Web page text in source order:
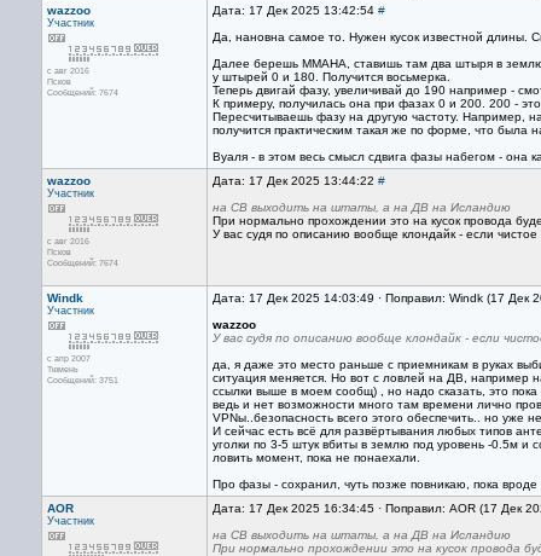
wazzoo
Участник
с авг 2016
Псков
Сообщений: 7674
Дата: 17 Дек 2025 13:42:54 #
Да, нановна самое то. Нужен кусок известной длины.
Далее берешь ММАНА, ставишь там два штыря в
у штырей 0 и 180. Получится восьмерка.
Теперь двигай фазу, увеличивай до 190 например -
К примеру, получилась она при фазах 0 и 200. 200 -
Пересчитываешь фазу на другую частоту. Например,
получится практическим такая же по форме, что была
Вуаля - в этом весь смысл сдвига фазы набегом - она
wazzoo
Участник
с авг 2016
Псков
Сообщений: 7674
Дата: 17 Дек 2025 13:44:22 #
на СВ выходить на штаты, а на ДВ на Исландию
При нормально прохождении это на кусок провода
У вас судя по описанию вообще клондайк - если
Windk
Участник
с апр 2007
Тюмень
Сообщений: 3751
Дата: 17 Дек 2025 14:03:49 · Поправил: Windk (17 Дек
wazzoo
У вас судя по описанию вообще клондайк - если
да, я даже это место раньше с приемникам в руках
ситуация меняется. Но вот с ловлей на ДВ, например
ссылки выше в моем сообщ) , но надо сказать, это пока
ведь и нет возможности много там времени лично
VPNы..безопасность всего этого обеспечить.. но уже
И сейчас есть всё для развёртывания любых типов
уголки по 3-5 штук вбиты в землю под уровень -0.5м
ловить момент, пока не понаехали.
Про фазы - сохранил, чуть позже повникаю, пока
AOR
Участник
Дата: 17 Дек 2025 16:34:45 · Поправил: AOR (17 Дек
на СВ выходить на штаты, а на ДВ на Исландию
При нормально прохождении это на кусок провода